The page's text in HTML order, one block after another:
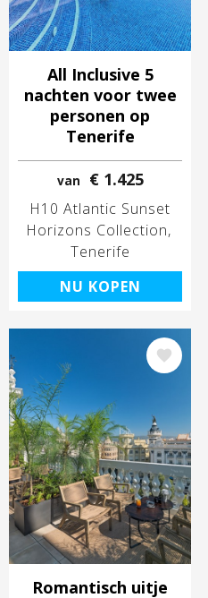
All Inclusive 5
nachten voor twee
personen op
Tenerife
van € 1.425
H10 Atlantic Sunset
Horizons Collection
Tenerife
NU KOPEN
Afbeelding
Romantisch uitje